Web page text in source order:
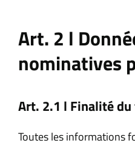
Art. 2 l
nominatives
Art. 2.1 l Finalité
Toutes les informations